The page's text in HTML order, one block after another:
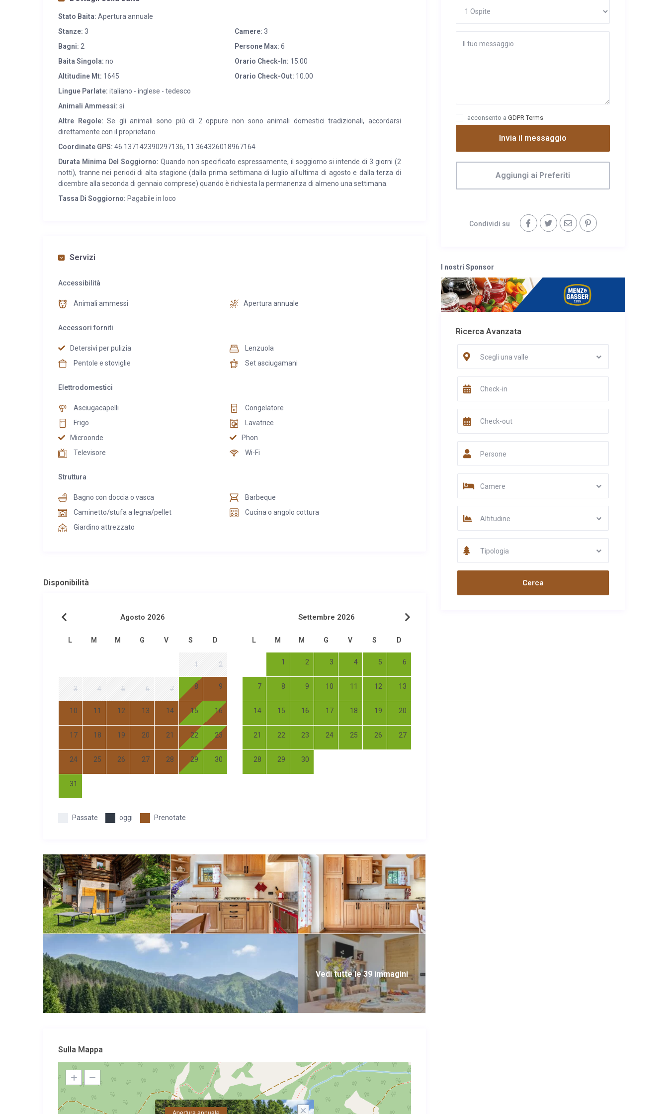
ciascuna per piano, quindi l’ingresso alla baita è sbarrierato. La pertinenza della baita è composta da un terreno
pianeggiante a giardino di 350 mq.
Stato Baita: Apertura annuale
Stanze: 3 Camere: 3
Bagni: 2 Persone Max: 6
Baita Singola: no Orario Check-In: 15.00
Altitudine Mt: 1645 Orario Check-Out: 10.00
Lingue Parlate: italiano - inglese - tedesco
Animali Ammessi: si
Altre Regole: Se gli animali sono più di 2 oppure non sono animali domestici tradizionali, accordarsi
direttamente con il proprietario.
Coordinate GPS: 46.137142390297136, 11.364326018967164
Durata Minima Del Soggiorno: Quando non specificato espressamente, il soggiorno si intende di 3 giorni (2
notti), tranne nei periodi di alta stagione (dalla prima settimana di luglio all'ultima di agosto e dalla terza di
dicembre alla seconda di gennaio comprese) quando è richiesta la permanenza di almeno una settimana.
Tassa Di Soggiorno: Pagabile in loco
Servizi
Accessibilità
Animali ammessi Apertura annuale
Accessori forniti
Detersivi per pulizia
Lenzuola
Pentole e stoviglie
Set asciugamani
Elettrodomestici
Asciugacapelli
Congelatore
Frigo
Lavatrice
Microonde
Phon
Televisore
Wi-Fi
Struttura
Bagno con doccia o vasca
Barbeque
Caminetto/stufa a legna/pellet
Cucina o angolo cottura
Giardino attrezzato
Disponibilità
Agosto 2026
L M M G V S D
1 2
3 4 5 6 7 8 9
10 11 12 13 14 15 16
17 18 19 20 21 22 23
24 25 26 27 28 29 30
31
Settembre 2026
L M M G V S D
1 2 3 4 5 6
7 8 9 10 11 12 13
14 15 16 17 18 19 20
21 22 23 24 25 26 27
28 29 30
Passate oggi Prenotate
Vedi tutte le 39 immagini
Sulla Mappa
Apertura annuale
acconsento a GDPR Terms
Invia il messaggio
Aggiungi ai Preferiti
Condividi su
I nostri Sponsor
Ricerca Avanzata
Scegli una valle
Persone
Camere
Altitudine
Tipologia